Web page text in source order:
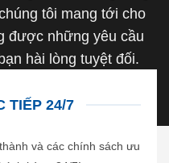
tôi mang tới cho
được những yêu cầu
hài lòng tuyệt đối.
TIẾP 24/7
và các chính sách ưu